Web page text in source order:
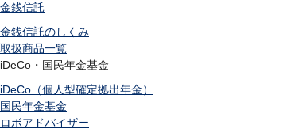
金銭信託
金銭信託のしくみ
取扱商品一覧
iDeCo・国民年金基金
iDeCo（個人型確定拠出年金）
国民年金基金
ロボアドバイザー